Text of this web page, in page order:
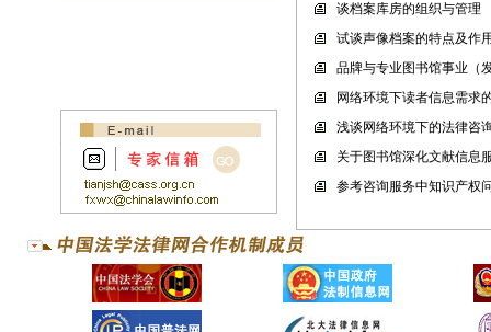
谈档案库房的组织与管理
试谈声像档案的特点及作
品牌与专业图书馆事业（
网络环境下读者信息需求
浅谈网络环境下的法律咨
关于图书馆深化文献信息
参考咨询服务中知识产权